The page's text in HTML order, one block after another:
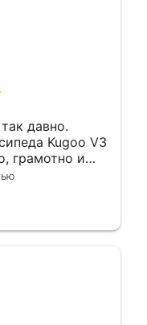
давно.
Kugoo V3
грамотно и
сделано